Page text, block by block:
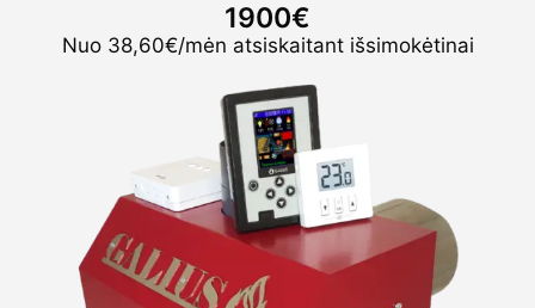
1900€
Nuo 38,60€/mėn atsiskaitant išsimokėtinai